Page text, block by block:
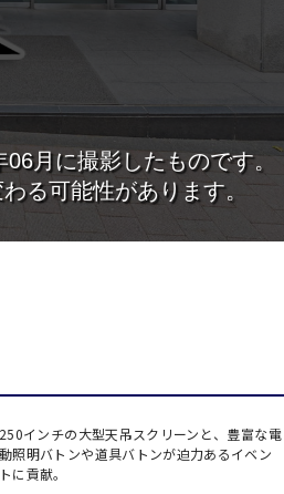
250インチの大型天吊スクリーンと、豊富な電
動照明バトンや道具バトンが迫力あるイベン
トに貢献。
ベルサール新宿セントラル
ベルサール高田馬場
ベルサール東京日本橋
ベルサール神田
ベルサール神保町アネッ
ベルサール有明コンファ